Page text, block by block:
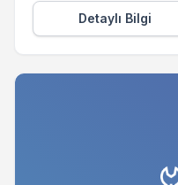
Detaylı Bilgi